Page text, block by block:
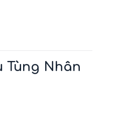
Tùng Nhân